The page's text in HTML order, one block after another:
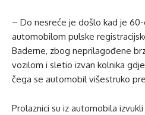
– Do nesreće je došlo kad je
automobilom pulske
Baderne, zbog neprilagođene
vozilom i sletio izvan kolnika
čega se automobil višestruko
Prolaznici su iz automobila